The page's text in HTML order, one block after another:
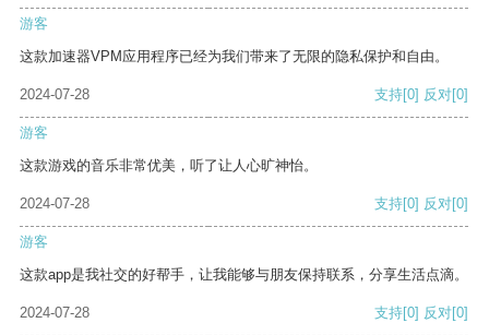
游客
这款加速器VPM应用程序已经为我们带来了无限的隐私保护和自由。
2024-07-28 支持[0] 反对[0]
游客
这款游戏的音乐非常优美，听了让人心旷神怡。
2024-07-28 支持[0] 反对[0]
游客
这款app是我社交的好帮手，让我能够与朋友保持联系，分享生活点滴。
2024-07-28 支持[0] 反对[0]